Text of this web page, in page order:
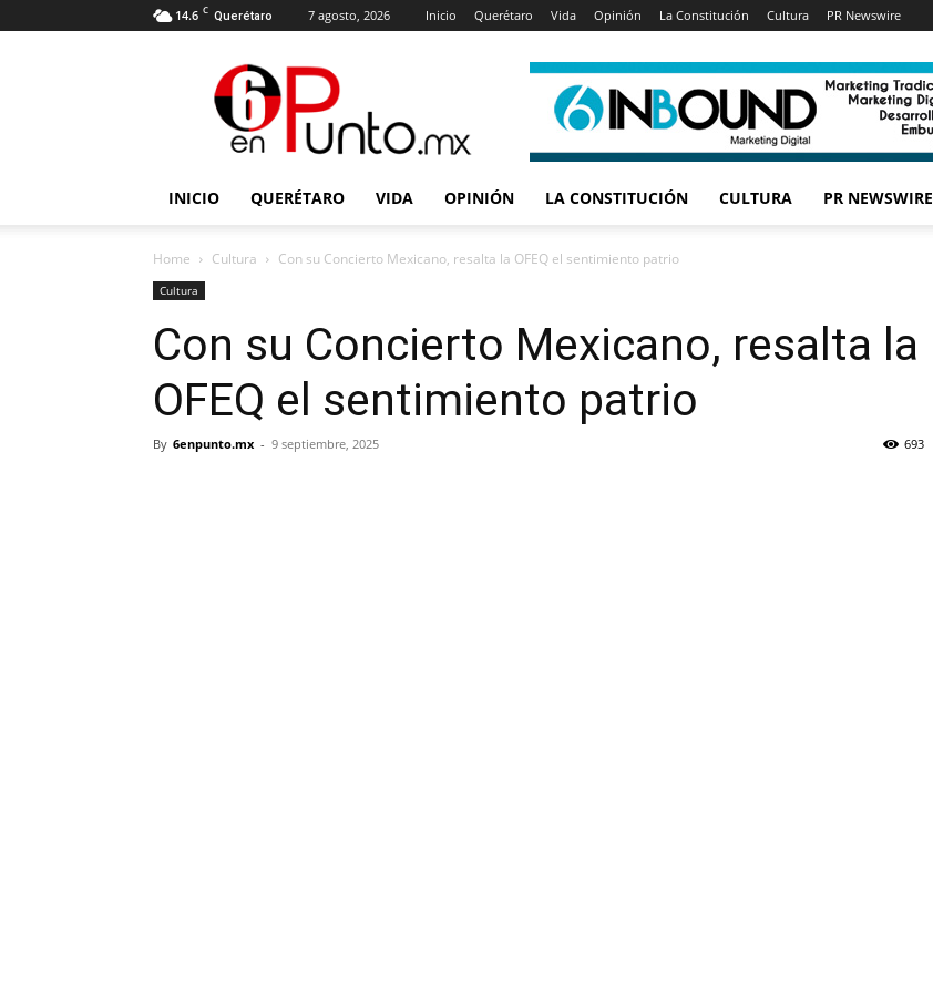
14.6 C Querétaro 7 agosto, 2026 Inicio Querétaro Vida Opinión La Constitución Cultura PR Newswire
punto
INICIO QUERÉTARO VIDA OPINIÓN LA CONSTITUCIÓN CULTURA PR NEWSWIRE
Home Cultura Con su Concierto Mexicano, resalta la OFEQ el sentimiento patrio
Cultura
Con su Concierto Mexicano, resalta la
OFEQ el sentimiento patrio
By 6enpunto.mx - 9 septiembre, 2025 693